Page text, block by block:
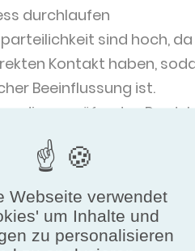
durchlaufen
sind hoch,
Kontakt haben,
Beeinflussung ist.
die zu prüfenden
dem Lagerbestand
ist, dass das
entspricht, das die
Prozess
Webseite verwendet
um Inhalte und
zu personalisieren